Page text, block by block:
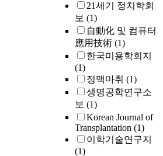
21세기 정치학회
보 (1)
自動化 및 컴퓨터
應用技術 (1)
한국미용학회지
(1)
정맥마취 (1)
생명공학연구소
보 (1)
Korean Journal of
Transplantation (1)
이학기술연구지
(1)